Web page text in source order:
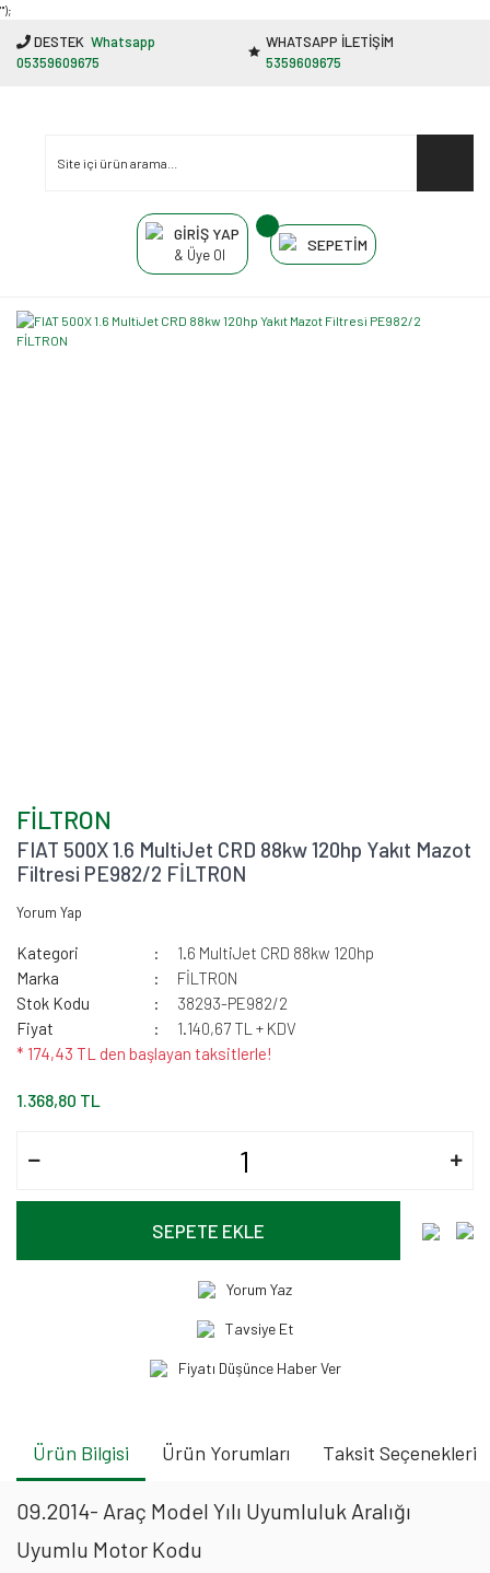
"');
DESTEK Whatsapp
05359609675
WHATSAPP İLETİŞİM
5359609675
GİRİŞ YAP
& Üye Ol
SEPETİM
FİLTRON
FIAT 500X 1.6 MultiJet CRD 88kw 120hp Yakıt Mazot
Filtresi PE982/2 FİLTRON
Yorum Yap
Kategori
1.6 MultiJet CRD 88kw 120hp
Marka
FİLTRON
Stok Kodu
38293-PE982/2
Fiyat
1.140,67 TL + KDV
* 174,43 TL den başlayan taksitlerle!
1.368,80 TL
SEPETE EKLE
Yorum Yaz
Tavsiye Et
Fiyatı Düşünce Haber Ver
Ürün Bilgisi Ürün Yorumları Taksit Seçenekleri
09.2014- Araç Model Yılı Uyumluluk Aralığı
Uyumlu Motor Kodu